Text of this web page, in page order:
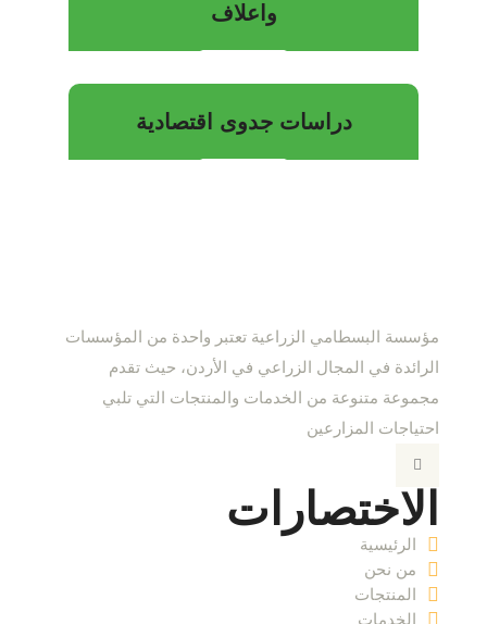
واعلاف
دراسات جدوى اقتصادية
مؤسسة البسطامي الزراعية تعتبر واحدة من المؤسسات
الرائدة في المجال الزراعي في الأردن، حيث تقدم
مجموعة متنوعة من الخدمات والمنتجات التي تلبي
احتياجات المزارعين
الاختصارات
الرئيسية
من نحن
المنتجات
الخدمات